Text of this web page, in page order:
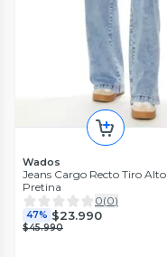
Wados
Jeans Cargo Recto Tiro Alto
Pretina
0(0)
47% $23.990
$45.990